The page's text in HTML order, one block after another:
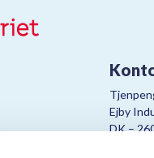
m.fl.
Ejby
DK –